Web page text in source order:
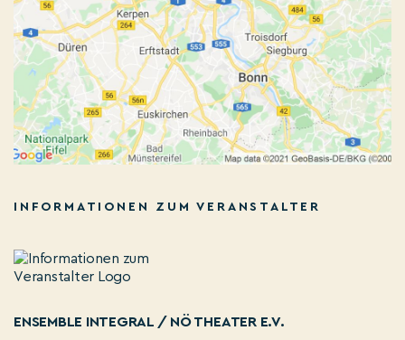
INFORMATIONEN ZUM VERANSTALTER
ENSEMBLE INTEGRAL / NÖ THEATER E.V.